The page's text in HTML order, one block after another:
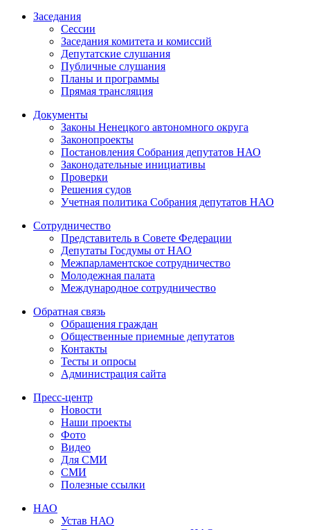
Заседания
Сессии
Заседания комитета и комиссий
Депутатские слушания
Публичные слушания
Планы и программы
Прямая трансляция
Документы
Законы Ненецкого автономного округа
Законопроекты
Постановления Собрания депутатов НАО
Законодательные инициативы
Проверки
Решения судов
Учетная политика Собрания депутатов НАО
Сотрудничество
Представитель в Совете Федерации
Депутаты Госдумы от НАО
Межпарламентское сотрудничество
Молодежная палата
Международное сотрудничество
Обратная cвязь
Обращения граждан
Общественные приемные депутатов
Контакты
Тесты и опросы
Администрация сайта
Пресс-центр
Новости
Наши проекты
Фото
Видео
Для СМИ
СМИ
Полезные ссылки
НАО
Устав НАО